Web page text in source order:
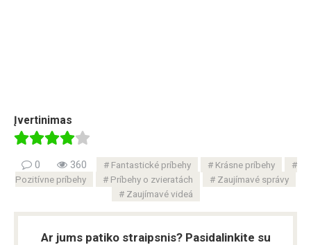
Įvertinimas
0 360 Fantastické príbehy
Krásne príbehy
Pozitívne príbehy
Príbehy o zvieratách
Zaujímavé správy
Zaujímavé videá
Ar jums patiko straipsnis? Pasidalinkite su